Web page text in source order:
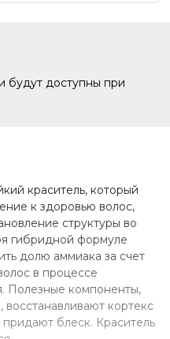
будут доступны при
краситель, который
к здоровью волос,
структуры во
гибридной формуле
долю аммиака за счет
в процессе
Полезные компоненты,
кортекс
блеск. Краситель